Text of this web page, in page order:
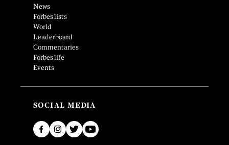
News
Forbes lists
World
Leaderboard
Commentaries
Forbes life
Events
SOCIAL MEDIA